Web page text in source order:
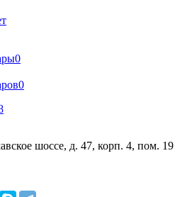
0
0
шоссе, д. 47, корп. 4, пом. 19